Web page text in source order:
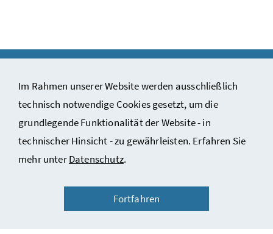
Im Rahmen unserer Website werden ausschließlich
technisch notwendige Cookies gesetzt, um die
grundlegende Funktionalität der Website - in
technischer Hinsicht - zu gewährleisten. Erfahren Sie
mehr unterDatenschutz.
Fortfahren
Kontakt
Datenschutzinformation
Nutzungsbedingungen des ÖStA